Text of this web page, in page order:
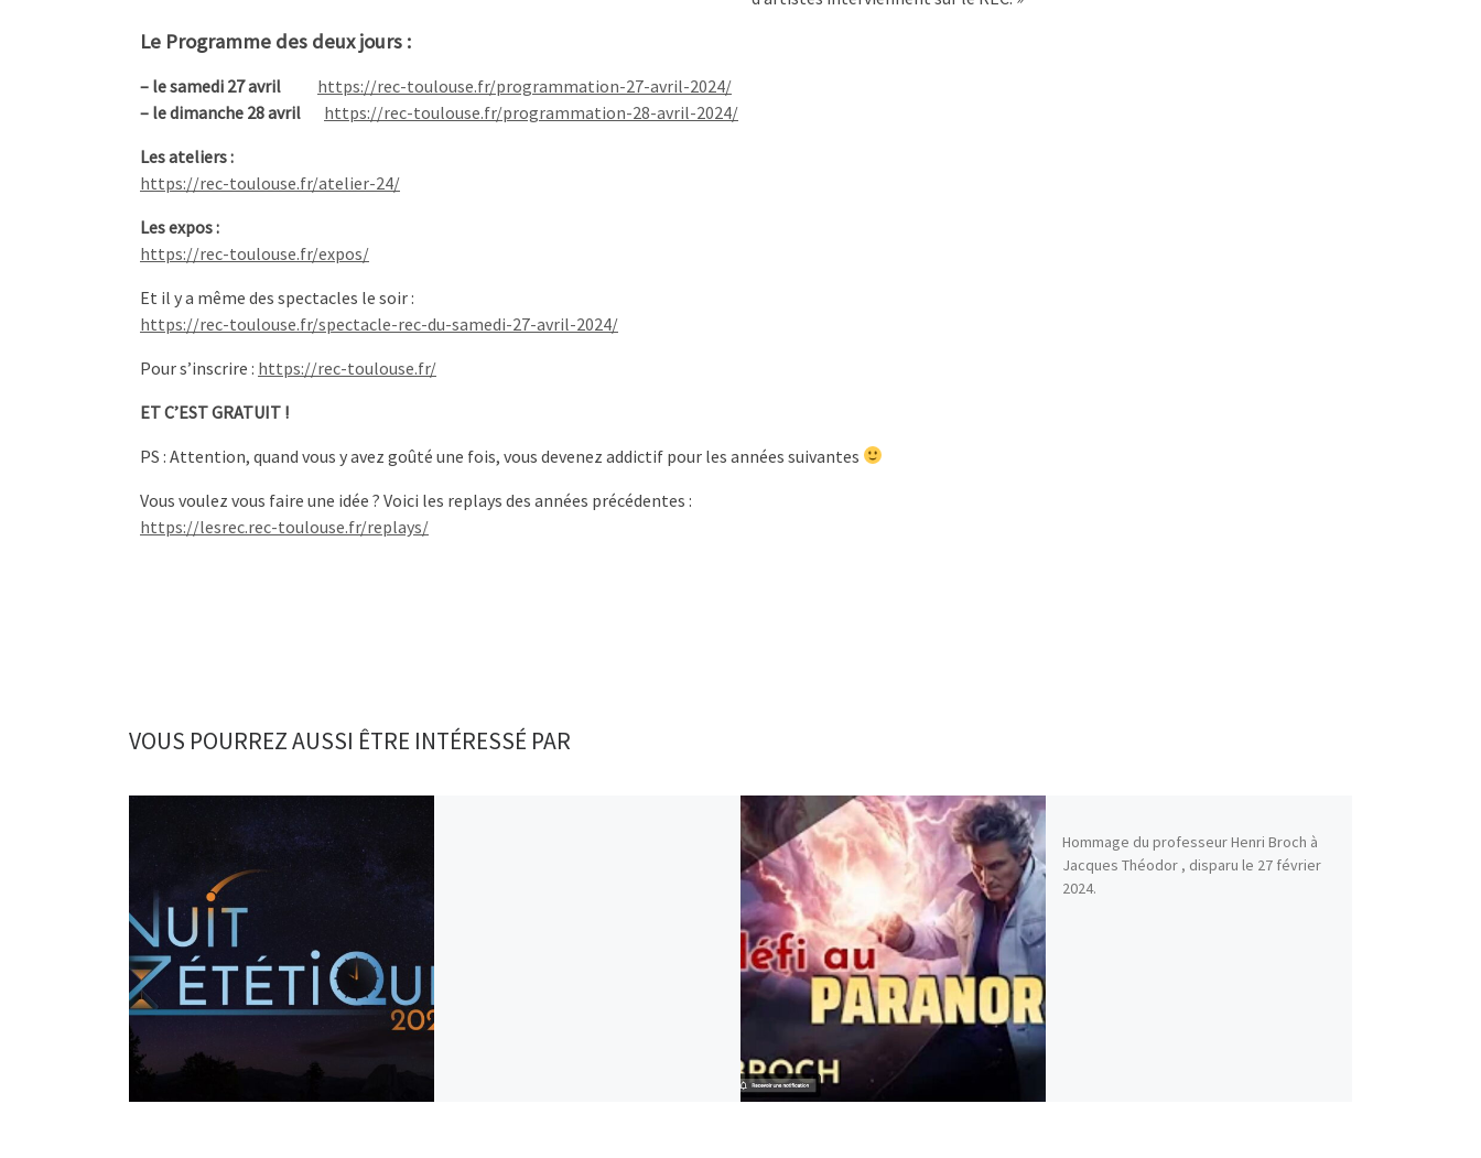
Le Programme des deux jours :
– le samedi 27 avril
https://rec-toulouse.fr/programmation-27-avril-2024/
– le dimanche 28 avril
https://rec-toulouse.fr/programmation-28-avril-2024/
Les ateliers :
https://rec-toulouse.fr/atelier-24/
Les expos :
https://rec-toulouse.fr/expos/
Et il y a même des spectacles le soir :
https://rec-toulouse.fr/spectacle-rec-du-samedi-27-avril-2024/
Pour s’inscrire : https://rec-toulouse.fr/
ET C’EST GRATUIT !
PS : Attention, quand vous y avez goûté une fois, vous devenez addictif pour les années suivantes
Vous voulez vous faire une idée ? Voici les replays des années précédentes :
https://lesrec.rec-toulouse.fr/replays/
VOUS POURREZ AUSSI ÊTRE INTÉRESSÉ PAR
Hommage du professeur Henri Broch à
Jacques Théodor , disparu le 27 février
2024.